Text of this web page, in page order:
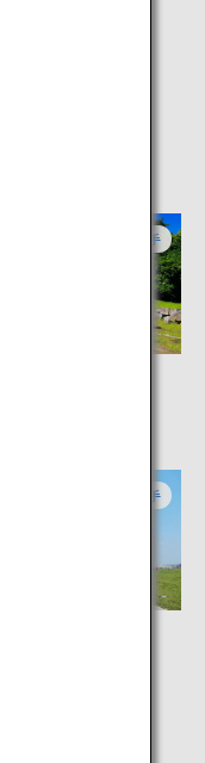
岩手
岩手